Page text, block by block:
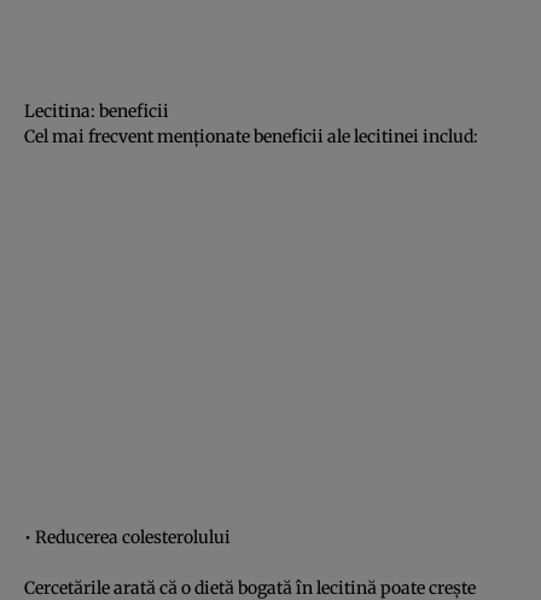
Lecitina: beneficii
Cel mai frecvent menţionate beneficii ale lecitinei includ:
• Reducerea colesterolului
Cercetările arată că o dietă bogată în lecitină poate creşte